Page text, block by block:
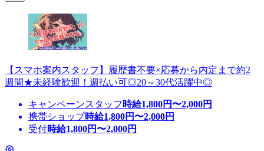
【スマホ案内スタッフ】履歴書不要×応募から内定まで約2
週間★未経験歓迎！週払い可◎20～30代活躍中◎
キャンペーンスタッフ 時給1,800円〜2,000円
携帯ショップ時給1,800円〜2,000円
受付時給1,800円〜2,000円